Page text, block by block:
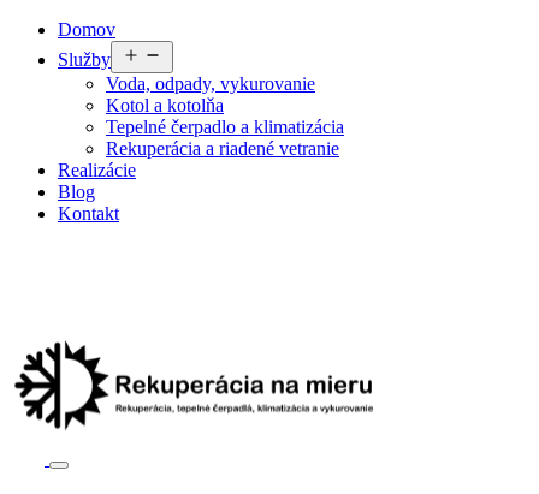
PreskočiťDomov
Služby
menu
Voda, odpady, vykurovanie
Kotol a kotolňa
Tepelné čerpadlo a klimatizácia
Rekuperácia a riadené vetranie
Realizácie
Blog
Kontakt